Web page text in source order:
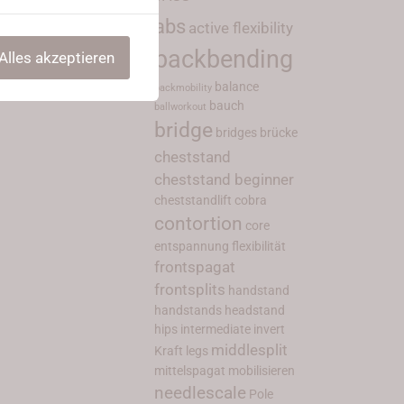
abs active flexibility
backbending
backmobility balance
ballworkout bauch
bridge bridges brücke
cheststand
cheststand beginner
cheststandlift cobra
contortion core
entspannung flexibilität
frontspagat
frontsplits handstand
handstands headstand
hips intermediate invert
Kraft legs middlesplit
mittelspagat mobilisieren
needlescale Pole
Alles akzeptieren